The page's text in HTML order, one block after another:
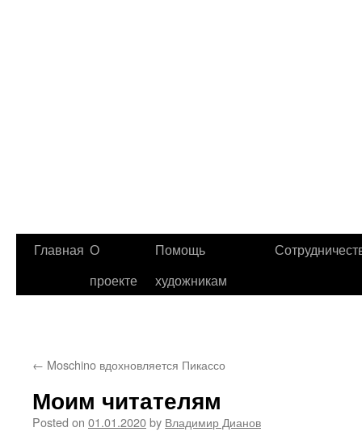
Главная О
проекте
Помощь
художникам
← Moschino вдохновляется Пикассо
Моим читателям
Posted on 01.01.2020by Владимир Дианов